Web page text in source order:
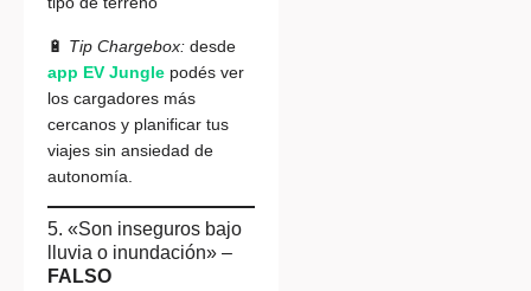
🔋 Tip Chargebox: desde
app EV Jungle podés ver
los cargadores más
cercanos y planificar tus
viajes sin ansiedad de
autonomía.
5. «Son inseguros bajo
lluvia o inundación» –
FALSO